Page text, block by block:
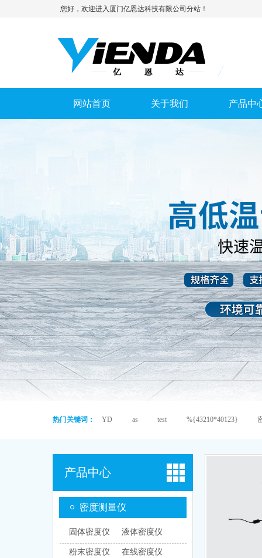
您好，欢迎进入厦门亿恩达科技有限公司分站！
网站首页 关于我们 产品中
热门关键词： YD as test %{43210*40123}
产品中心
密度测量仪
固体密度仪 液体密度仪
粉末密度仪 在线密度仪